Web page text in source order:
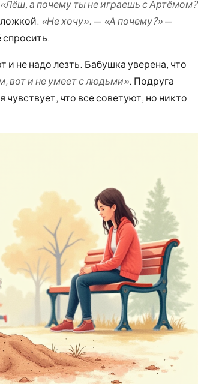
«Лёш, а почему ты не играешь с Артёмом?
«Не хочу». — «А почему?»—
не надо лезть. Бабушка уверена, что
вот и не умеет с людьми». Подруга
что все советуют, но никто